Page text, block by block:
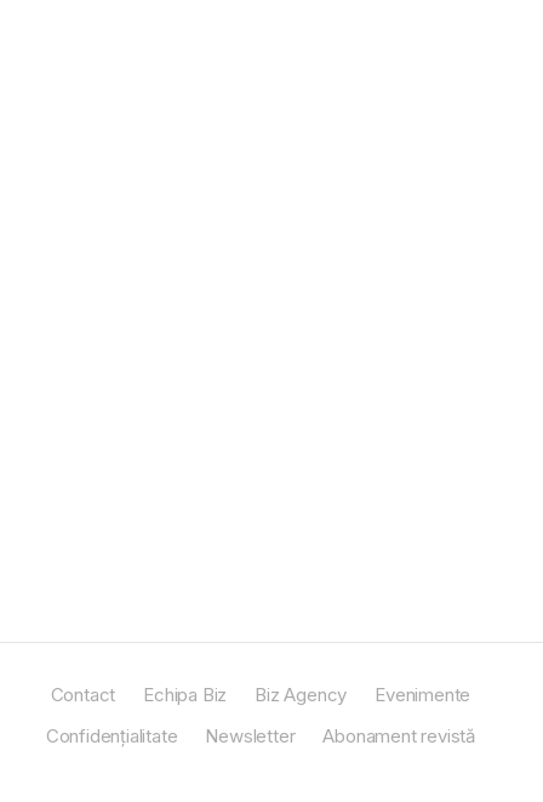
Contact Echipa Biz Biz Agency
Evenimente
Confidențialitate
Newsletter Abonament revistă